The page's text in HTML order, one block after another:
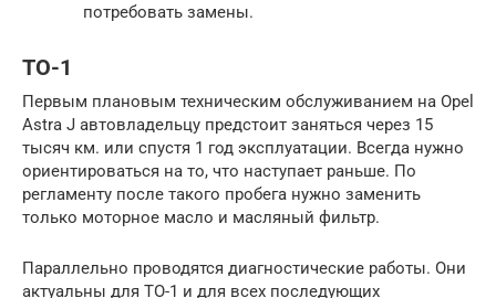
потребовать замены.
ТО-1
Первым плановым техническим обслуживанием на Opel
Astra J автовладельцу предстоит заняться через 15
тысяч км. или спустя 1 год эксплуатации. Всегда нужно
ориентироваться на то, что наступает раньше. По
регламенту после такого пробега нужно заменить
только моторное масло и масляный фильтр.
Параллельно проводятся диагностические работы. Они
актуальны для ТО-1 и для всех последующих